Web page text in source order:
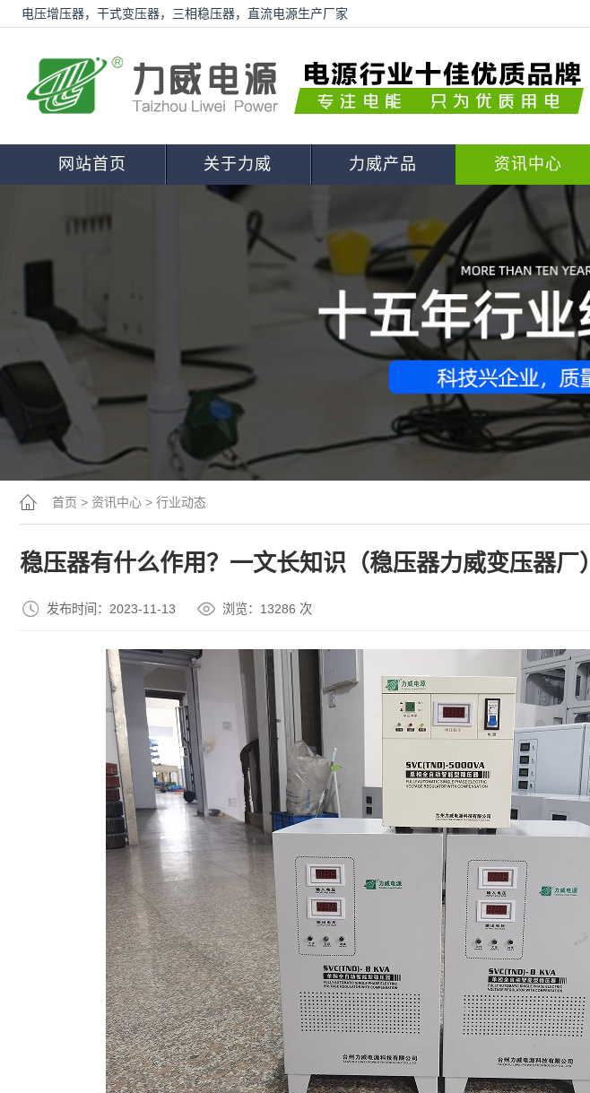
电压增压器，干式变压器，三相稳压器，直流电源生产厂家
网站首页 关于力威 力威产品 资讯中心
首页 > 资讯中心 > 行业动态
稳压器有什么作用？一文长知识（稳压器力威变压器厂）
发布时间：2023-11-13 浏览：13286 次